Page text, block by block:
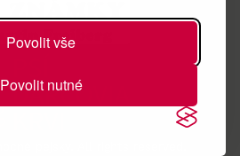
Povolit vše
Povolit nutné